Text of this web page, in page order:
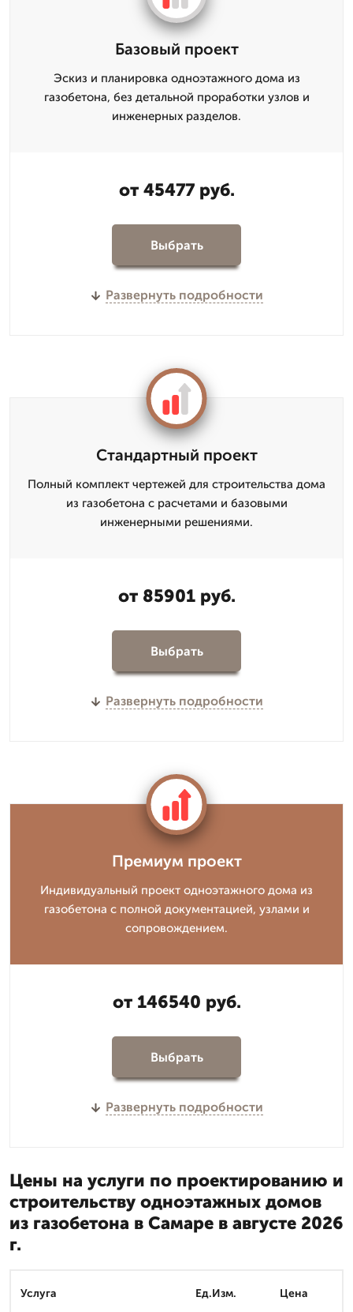
Базовый проект
Эскиз и планировка одноэтажного дома из
газобетона, без детальной проработки узлов и
инженерных разделов.
от 45477 руб.
Выбрать
Развернуть подробности
Стандартный проект
Полный комплект чертежей для строительства дома
из газобетона с расчетами и базовыми
инженерными решениями.
от 85901 руб.
Выбрать
Развернуть подробности
Премиум проект
Индивидуальный проект одноэтажного дома из
газобетона с полной документацией, узлами и
сопровождением.
от 146540 руб.
Выбрать
Развернуть подробности
Цены на услуги по проектированию и
строительству одноэтажных домов
из газобетона в Самаре в августе 2026
г.
Услуга Ед.Изм. Цена